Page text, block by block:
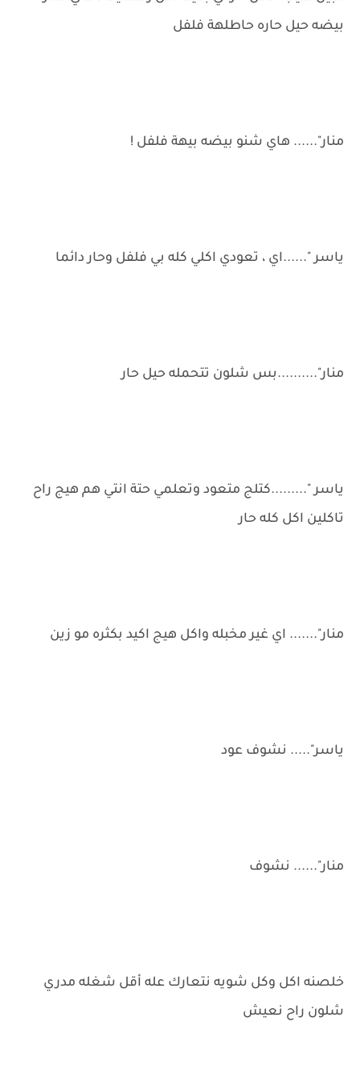
بيضه حيل حاره حاطلهة فلفل
منار"...... هاي شنو بيضه بيهة فلفل !
ياسر "......اي ، تعودي اكلي كله بي فلفل وحار دائما
منار"..........بس شلون تتحمله حيل حار
ياسر ".........كتلج متعود وتعلمي حتة انتي هم هيج راح
تاكلين اكل كله حار
منار"....... اي غير مخبله واكل هيج اكيد بكثره مو زين
ياسر"..... نشوف عود
منار"...... نشوف
خلصنه اكل وكل شويه نتعارك عله أقل شغله مدري
شلون راح نعيش